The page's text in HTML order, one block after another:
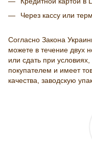
Через кассу или
Согласно Закона
можете в течение двух
или сдать при
покупателем и имеет
качества, заводскую